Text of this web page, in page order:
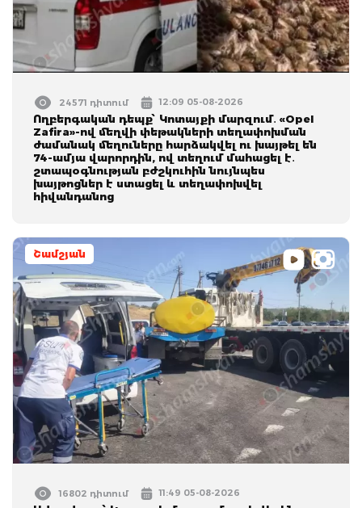
24571 դիտում 12:09 05-08-2026
Ողբերգական դեպք՝ Կոտայքի մարզում․ «Opel
Zafira»-ով մեղվի փեթակների տեղափոխման
ժամանակ մեղուները հարձակվել ու խայթել են
74-ամյա վարորդին, ով տեղում մահացել է․
շտապօգնության բժշկուհին նույնպես
խայթոցներ է ստացել և տեղափոխվել
հիվանդանոց
Շամշյան
16802 դիտում 11:49 05-08-2026